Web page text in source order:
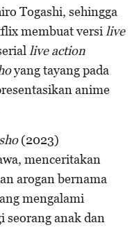
Togashi, sehingga
membuat versi live
live action
yang tayang pada
anime
(2023)
menceritakan
arogan bernama
mengalami
seorang anak dan